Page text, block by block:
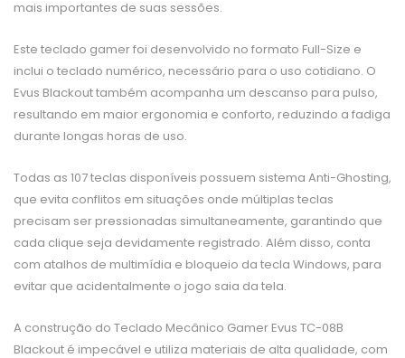
mais importantes de suas sessões.
Este teclado gamer foi desenvolvido no formato Full-Size e
inclui o teclado numérico, necessário para o uso cotidiano. O
Evus Blackout também acompanha um descanso para pulso,
resultando em maior ergonomia e conforto, reduzindo a fadiga
durante longas horas de uso.
Todas as 107 teclas disponíveis possuem sistema Anti-Ghosting,
que evita conflitos em situações onde múltiplas teclas
precisam ser pressionadas simultaneamente, garantindo que
cada clique seja devidamente registrado. Além disso, conta
com atalhos de multimídia e bloqueio da tecla Windows, para
evitar que acidentalmente o jogo saia da tela.
A construção do Teclado Mecânico Gamer Evus TC-08B
Blackout é impecável e utiliza materiais de alta qualidade, com